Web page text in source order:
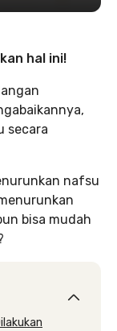
hal ini!
secara
nafsu
bisa mudah